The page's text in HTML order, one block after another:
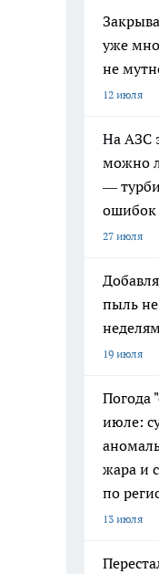
уже
не
12 июля
На АЗС
можно
—
ошибок
27 июля
пыль
19 июля
Погода
июле:
жара и
по
13 июля